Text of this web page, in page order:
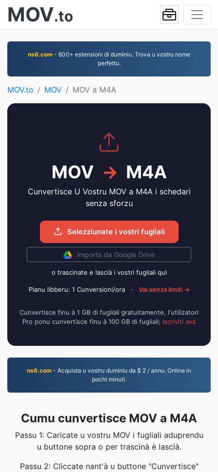
MOV.to
ns6.com - 800+ estensioni di duminiu. Trova u vostru nome
perfettu.
MOV.to MOV MOV a M4A
MOV → M4A
Cunvertisce U Vostru MOV a M4A i schedari
senza sforzu
Selezziunate i vostri fugliali
Importa da Google Drive
o trascinate e lascià i vostri fugliali quì
Pianu libberu: 1 Cunversioni/ora · Vai senza limiti →
Cunvertisce finu à 1 GB di fugliali gratuitamente, l'utilizatori
Pro ponu cunvertisce finu à 100 GB di fugliali; Iscriviti avà
ns6.com - Acquista u vostru duminiu da $ 2 / annu. Online in
pochi minuti.
Cumu cunvertisce MOV a M4A
Passu 1: Caricate u vostru MOV i fugliali aduprendu
u buttone sopra o per trascinà è lascià.
Passu 2: Cliccate nant'à u buttone "Cunvertisce"